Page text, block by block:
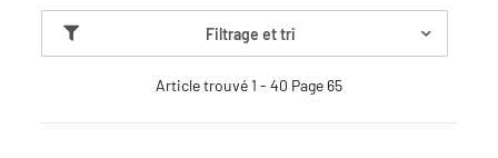
Filtrage et tri
Article trouvé 1 - 40 Page 65